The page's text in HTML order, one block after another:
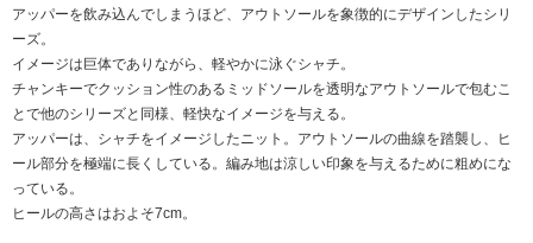
アッパーを飲み込んでしまうほど、アウトソールを象徴的にデザインしたシリ
ーズ。
イメージは巨体でありながら、軽やかに泳ぐシャチ。
チャンキーでクッション性のあるミッドソールを透明なアウトソールで包むこ
とで他のシリーズと同様、軽快なイメージを与える。
アッパーは、シャチをイメージしたニット。アウトソールの曲線を踏襲し、ヒ
ール部分を極端に長くしている。編み地は涼しい印象を与えるために粗めにな
っている。
ヒールの高さはおよそ7cm。